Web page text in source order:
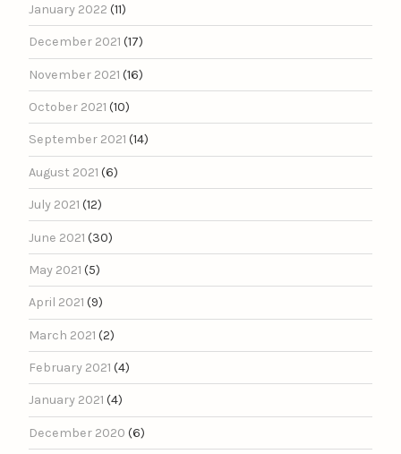
January 2022 (11)
December 2021 (17)
November 2021 (16)
October 2021 (10)
September 2021 (14)
August 2021 (6)
July 2021 (12)
June 2021 (30)
May 2021 (5)
April 2021 (9)
March 2021 (2)
February 2021 (4)
January 2021 (4)
December 2020 (6)